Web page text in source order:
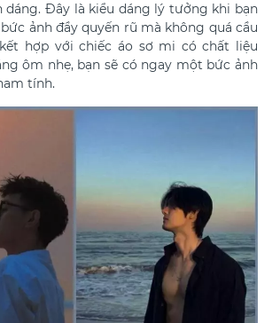
dáng. Đây là kiểu dáng lý tưởng khi bạn
ảnh đầy quyến rũ mà không quá cầu
hợp với chiếc áo sơ mi có chất liệu
ôm nhẹ, bạn sẽ có ngay một bức ảnh
tính.